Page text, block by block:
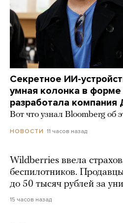
Секретное ИИ-
умная колонка в форме
разработала
Вот что узнал Bloomberg об
НОВОСТИ 11 часов назад
Wildberries ввела
беспилотников.
до 50 тысяч рублей за
15 часов назад